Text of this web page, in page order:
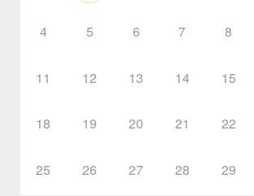
4 5 6 7 8
11 12 13 14 15
18 19 20 21 22
25 26 27 28 29